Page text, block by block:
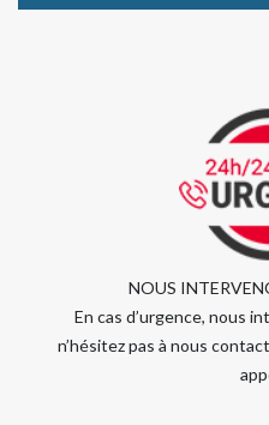
NOUS
En cas d’urgence, nous
n’hésitez pas à nous